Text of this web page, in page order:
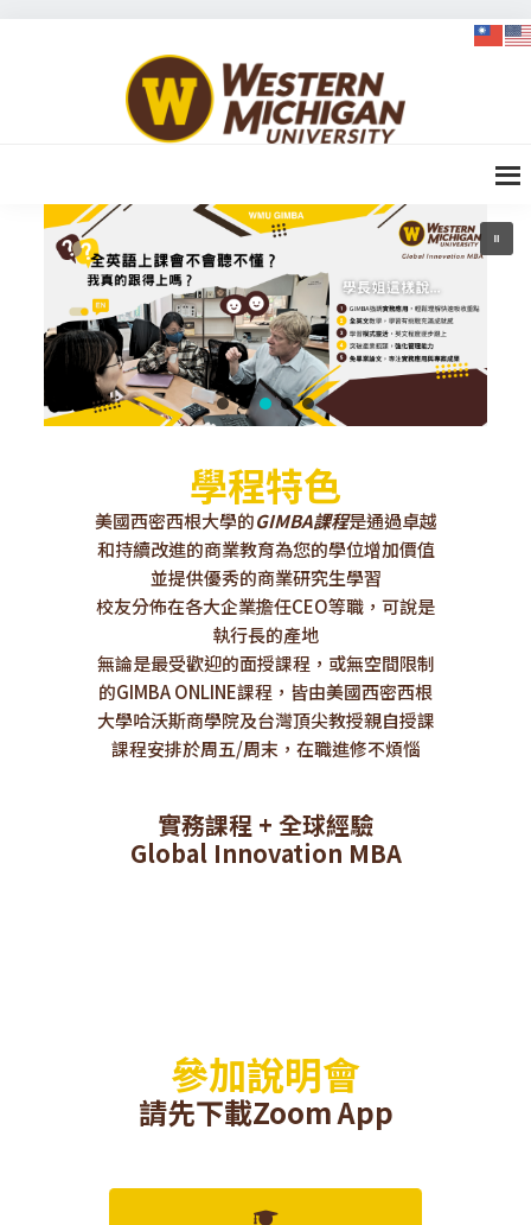
Skip
Skip
Skip
WMU-
GIMBA
全球創
新管理
學程特色
美國西密西根大學的GIMBA課程是通過卓越
和持續改進的商業教育為您的學位增加價值
並提供優秀的商業研究生學習
校友分佈在各大企業擔任CEO等職，可說是
執行長的產地
無論是最受歡迎的面授課程，或無空間限制
的GIMBA ONLINE課程，皆由美國西密西根
大學哈沃斯商學院及台灣頂尖教授親自授課
課程安排於周五/周末，在職進修不煩惱
實務課程 + 全球經驗
Global Innovation MBA
參加說明會
請先下載Zoom App